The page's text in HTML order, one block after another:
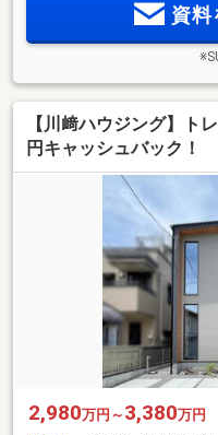
資
【川﨑ハウジング】ト
円キャッシュバック！
2,980万円～ 3,380万円